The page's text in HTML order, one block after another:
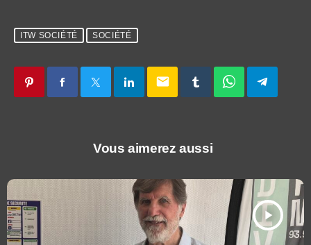
ITW SOCIÉTÉ SOCIÉTÉ
email
Vous aimerez aussi
play_arrow